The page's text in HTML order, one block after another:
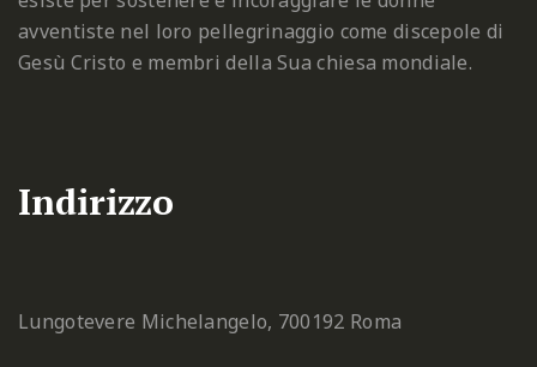
avventiste nel loro pellegrinaggio come discepole di
Gesù Cristo e membri della Sua chiesa mondiale.
Indirizzo
Lungotevere Michelangelo, 700192 Roma